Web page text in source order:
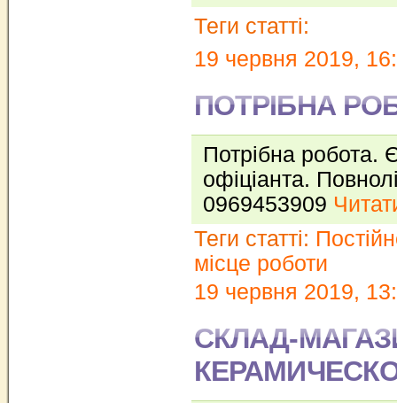
Теги статті:
19 червня 2019,
ПОТРІБНА
Потрібна робота.
офіціанта.
0969453909
Теги статті:
місце роботи
19 червня 2019,
СКЛАД-